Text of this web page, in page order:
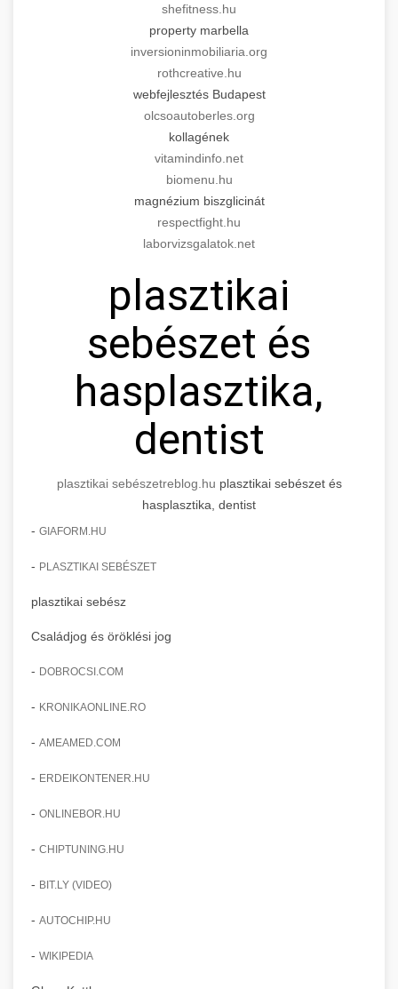
shefitness.hu
property marbella
inversioninmobiliaria.org
rothcreative.hu
webfejlesztés Budapest
olcsoautoberles.org
kollagének
vitamindinfo.net
biomenu.hu
magnézium biszglicinát
respectfight.hu
laborvizsgalatok.net
plasztikai
sebészet és
hasplasztika,
dentist
plasztikai sebészetreblog.hu plasztikai sebészet és
hasplasztika, dentist
- GIAFORM.HU
- PLASZTIKAI SEBÉSZET
plasztikai sebész
Családjog és öröklési jog
- DOBROCSI.COM
- KRONIKAONLINE.RO
- AMEAMED.COM
- ERDEIKONTENER.HU
- ONLINEBOR.HU
- CHIPTUNING.HU
- BIT.LY (VIDEO)
- AUTOCHIP.HU
- WIKIPEDIA